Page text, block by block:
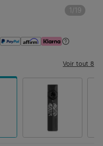
1/19
Voir tout 8